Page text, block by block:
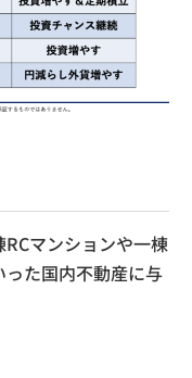
マンションや一棟
た国内不動産に与